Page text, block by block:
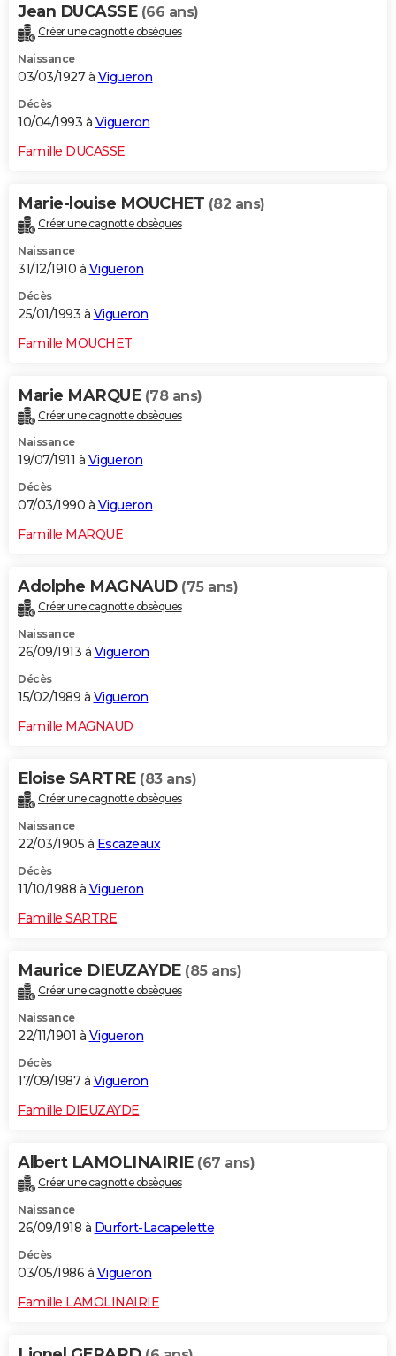
Jean DUCASSE (66 ans)
Créer une cagnotte obsèques
Naissance
03/03/1927 à Vigueron
Décès
10/04/1993 à Vigueron
Famille DUCASSE
Marie-louise MOUCHET (82 ans)
Créer une cagnotte obsèques
Naissance
31/12/1910 à Vigueron
Décès
25/01/1993 à Vigueron
Famille MOUCHET
Marie MARQUE (78 ans)
Créer une cagnotte obsèques
Naissance
19/07/1911 à Vigueron
Décès
07/03/1990 à Vigueron
Famille MARQUE
Adolphe MAGNAUD (75 ans)
Créer une cagnotte obsèques
Naissance
26/09/1913 à Vigueron
Décès
15/02/1989 à Vigueron
Famille MAGNAUD
Eloise SARTRE (83 ans)
Créer une cagnotte obsèques
Naissance
22/03/1905 à Escazeaux
Décès
11/10/1988 à Vigueron
Famille SARTRE
Maurice DIEUZAYDE (85 ans)
Créer une cagnotte obsèques
Naissance
22/11/1901 à Vigueron
Décès
17/09/1987 à Vigueron
Famille DIEUZAYDE
Albert LAMOLINAIRIE (67 ans)
Créer une cagnotte obsèques
Naissance
26/09/1918 à Durfort-Lacapelette
Décès
03/05/1986 à Vigueron
Famille LAMOLINAIRIE